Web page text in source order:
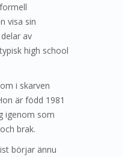
visa sin
av
high school
i skarven
är född 1981
igenom som
brak.
börjar ännu